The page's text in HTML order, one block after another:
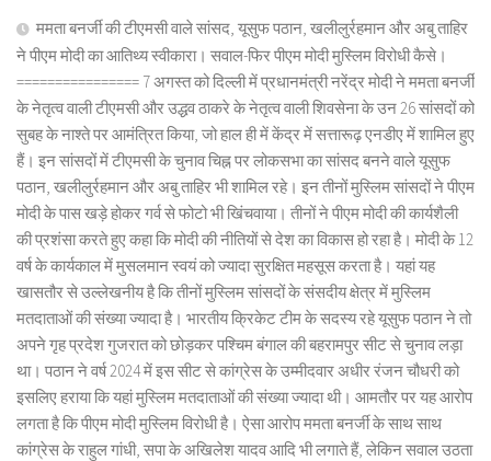
ममता बनर्जी की टीएमसी वाले सांसद, यूसुफ पठान, खलीलुर्रहमान और अबु ताहिर
ने पीएम मोदी का आतिथ्य स्वीकारा। सवाल-फिर पीएम मोदी मुस्लिम विरोधी कैसे।
================ 7 अगस्त को दिल्ली में प्रधानमंत्री नरेंद्र मोदी ने ममता बनर्जी
के नेतृत्व वाली टीएमसी और उद्धव ठाकरे के नेतृत्व वाली शिवसेना के उन 26 सांसदों को
सुबह के नाश्ते पर आमंत्रित किया, जो हाल ही में केंद्र में सत्तारूढ़ एनडीए में शामिल हुए
हैं। इन सांसदों में टीएमसी के चुनाव चिह्न पर लोकसभा का सांसद बनने वाले यूसुफ
पठान, खलीलुर्रहमान और अबु ताहिर भी शामिल रहे। इन तीनों मुस्लिम सांसदों ने पीएम
मोदी के पास खड़े होकर गर्व से फोटो भी खिंचवाया। तीनों ने पीएम मोदी की कार्यशैली
की प्रशंसा करते हुए कहा कि मोदी की नीतियों से देश का विकास हो रहा है। मोदी के 12
वर्ष के कार्यकाल में मुसलमान स्वयं को ज्यादा सुरक्षित महसूस करता है। यहां यह
खासतौर से उल्लेखनीय है कि तीनों मुस्लिम सांसदों के संसदीय क्षेत्र में मुस्लिम
मतदाताओं की संख्या ज्यादा है। भारतीय क्रिकेट टीम के सदस्य रहे यूसुफ पठान ने तो
अपने गृह प्रदेश गुजरात को छोड़कर पश्चिम बंगाल की बहरामपुर सीट से चुनाव लड़ा
था। पठान ने वर्ष 2024 में इस सीट से कांग्रेस के उम्मीदवार अधीर रंजन चौधरी को
इसलिए हराया कि यहां मुस्लिम मतदाताओं की संख्या ज्यादा थी। आमतौर पर यह आरोप
लगता है कि पीएम मोदी मुस्लिम विरोधी है। ऐसा आरोप ममता बनर्जी के साथ साथ
कांग्रेस के राहुल गांधी, सपा के अखिलेश यादव आदि भी लगाते हैं, लेकिन सवाल उठता